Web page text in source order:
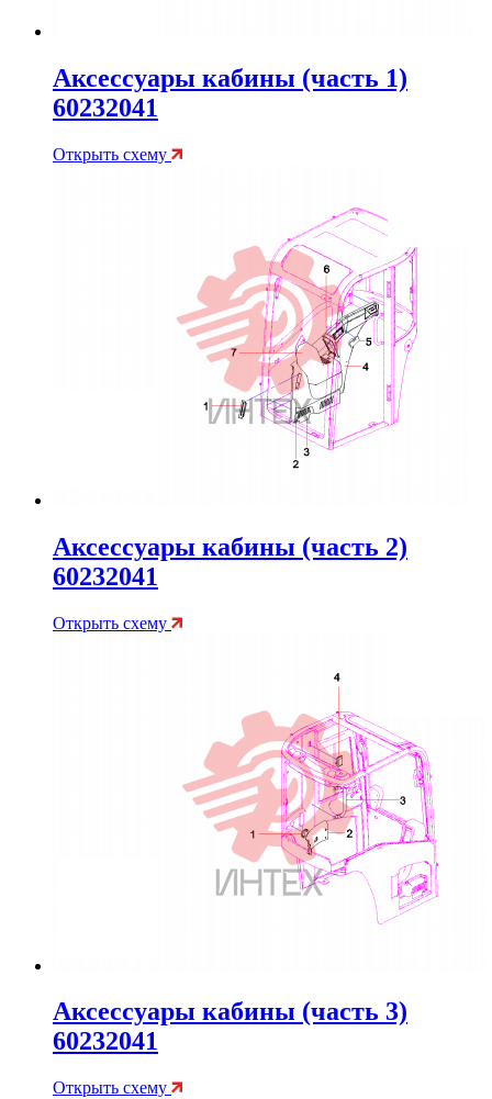
Аксессуары кабины (часть 1)
60232041
Открыть схему
Аксессуары кабины (часть 2)
60232041
Открыть схему
Аксессуары кабины (часть 3)
60232041
Открыть схему